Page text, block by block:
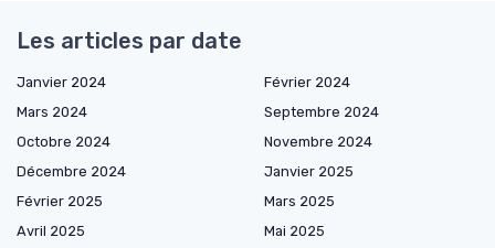
Les articles par date
Janvier 2024
Février 2024
Mars 2024
Septembre 2024
Octobre 2024
Novembre 2024
Décembre 2024
Janvier 2025
Février 2025
Mars 2025
Avril 2025
Mai 2025